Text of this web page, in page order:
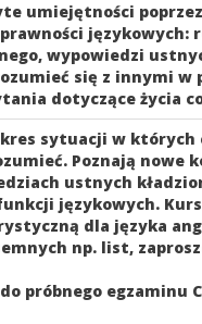
umiejętności poprzez
językowych:
wypowiedzi
się z innymi w
dotyczące życia
sytuacji w których
Poznają nowe
ustnych
językowych.
dla języka
np. list,
próbnego egzaminu